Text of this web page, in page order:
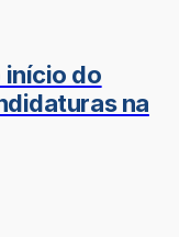
início do
na